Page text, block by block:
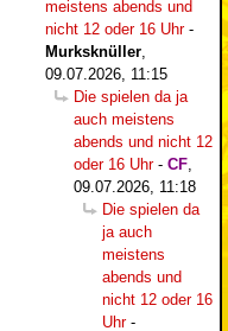
meistens abends und
nicht 12 oder 16 Uhr-
Murksknüller
09.07.2026, 11:15
Die spielen da ja
auch meistens
abends und nicht 12
oder 16 Uhr- CF
09.07.2026, 11:18
Die spielen da
ja auch
meistens
abends und
nicht 12 oder 16
Uhr-